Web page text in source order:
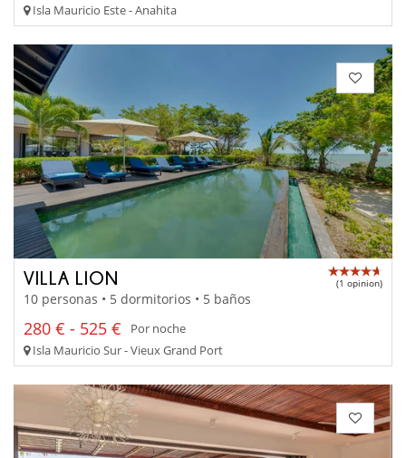
Isla Mauricio Este - Anahita
VILLA LION (1 opinion)
10 personas • 5 dormitorios • 5 baños
280 € - 525 €
Por noche
Isla Mauricio Sur - Vieux Grand Port